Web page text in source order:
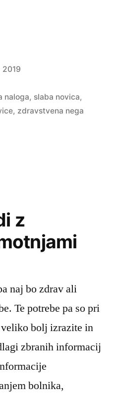
2019
naloga, slaba novica,
, zdravstvena nega
z
naj bo zdrav ali
Te potrebe pa so pri
bolj izrazite in
zbranih informacij
bolnika,